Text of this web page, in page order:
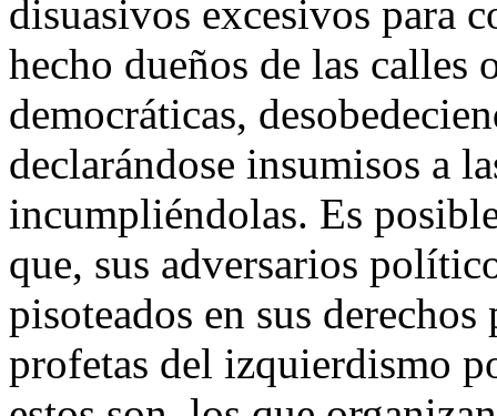
disuasivos excesivos para
hecho dueños de las calles
democráticas,
declarándose insumisos a
incumpliéndolas. Es
que, sus adversarios
pisoteados en sus
profetas del izquierdismo